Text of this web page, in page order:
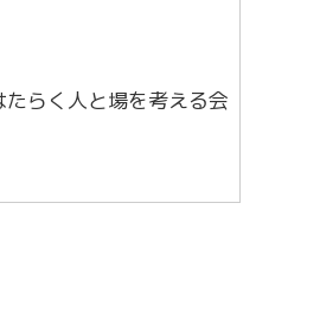
らく人と場を考える会